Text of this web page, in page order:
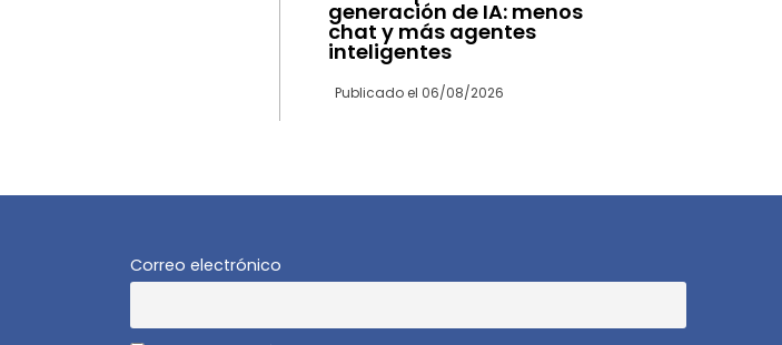
generación de IA: menos
chat y más agentes
inteligentes
Publicado el 06/08/2026
Correo electrónico